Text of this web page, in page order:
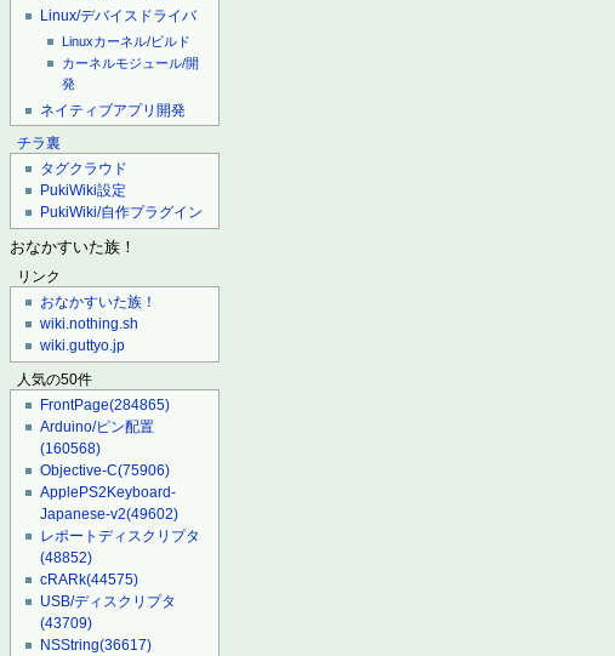
Linux/デバイスドライバ
Linuxカーネル/ビルド
カーネルモジュール/開
発
ネイティブアプリ開発
チラ裏
タグクラウド
PukiWiki設定
PukiWiki/自作プラグイン
おなかすいた族！
リンク
おなかすいた族！
wiki.nothing.sh
wiki.guttyo.jp
人気の50件
FrontPage(284865)
Arduino/ピン配置
(160568)
Objective-C(75906)
ApplePS2Keyboard-
Japanese-v2(49602)
レポートディスクリプタ
(48852)
cRARk(44575)
USB/ディスクリプタ
(43709)
NSString(36617)